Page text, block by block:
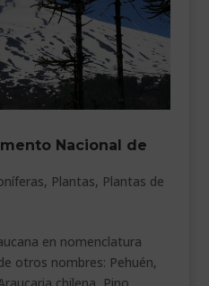
Nacional de
, Plantas, Plantas de
en nomenclatura
otros nombres: Pehuén,